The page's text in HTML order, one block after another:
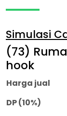
Simulasi
(73)
hook
Harga jual
DP (10%)